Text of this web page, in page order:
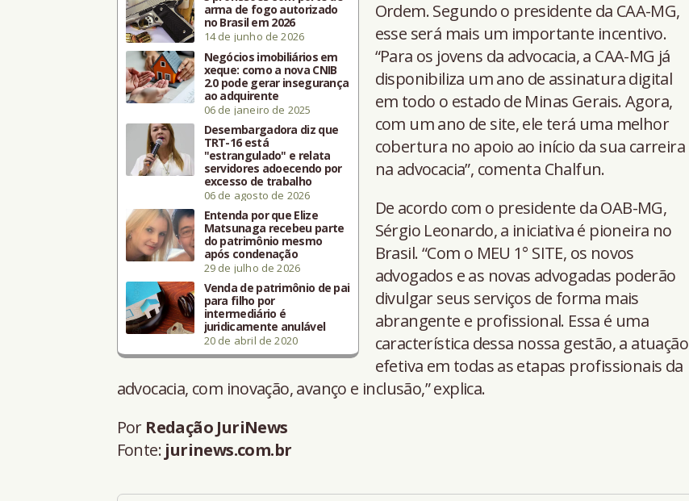
arma de fogo autorizado
no Brasil em 2026
14 de junho de 2026
Negócios imobiliários em
xeque: como a nova CNIB
2.0 pode gerar insegurança
ao adquirente
06 de janeiro de 2025
Desembargadora diz que
TRT-16 está
"estrangulado" e relata
servidores adoecendo por
excesso de trabalho
06 de agosto de 2026
Entenda por que Elize
Matsunaga recebeu parte
do patrimônio mesmo
após condenação
29 de julho de 2026
Venda de patrimônio de pai
para filho por
intermediário é
juridicamente anulável
20 de abril de 2020
Ordem. Segundo o presidente da CAA-MG,
esse será mais um importante incentivo.
“Para os jovens da advocacia, a CAA-MG já
disponibiliza um ano de assinatura digital
em todo o estado de Minas Gerais. Agora,
com um ano de site, ele terá uma melhor
cobertura no apoio ao início da sua carreira
na advocacia”, comenta Chalfun.
De acordo com o presidente da OAB-MG,
Sérgio Leonardo, a iniciativa é pioneira no
Brasil. “Com o MEU 1° SITE, os novos
advogados e as novas advogadas poderão
divulgar seus serviços de forma mais
abrangente e profissional. Essa é uma
característica dessa nossa gestão, a atuação
efetiva em todas as etapas profissionais da
advocacia, com inovação, avanço e inclusão,” explica.
PorRedação JuriNews
Fonte:jurinews.com.br